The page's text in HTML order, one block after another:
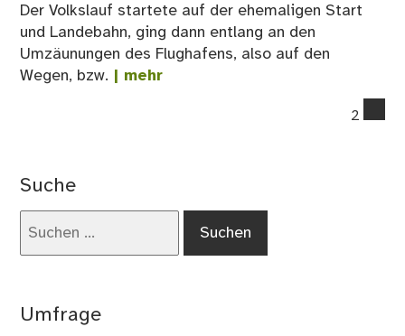
Der Volkslauf startete auf der ehemaligen Start
und Landebahn, ging dann entlang an den
Umzäunungen des Flughafens, also auf den
Wegen, bzw. | mehr
2
Suche
Umfrage